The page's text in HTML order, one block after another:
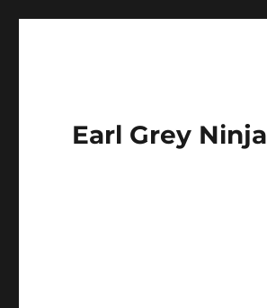
Earl Grey Ninja